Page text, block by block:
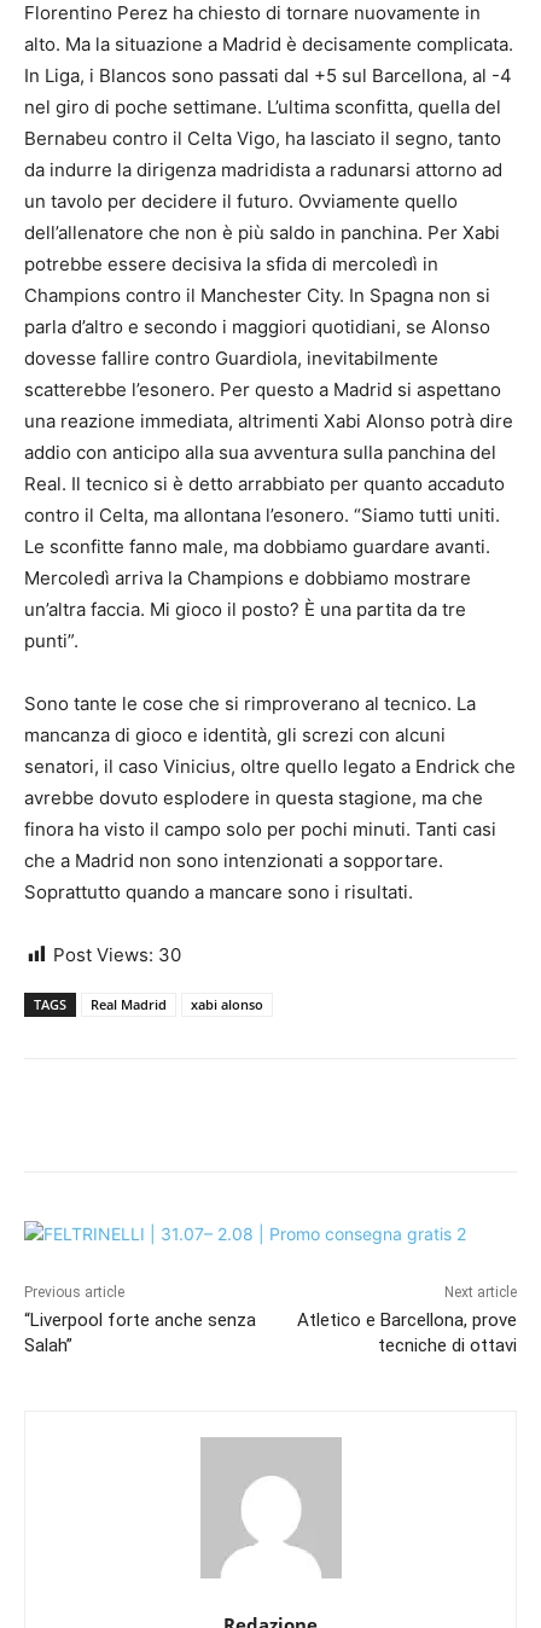
Florentino Perez ha chiesto di tornare nuovamente in
alto. Ma la situazione a Madrid è decisamente complicata.
In Liga, i Blancos sono passati dal +5 sul Barcellona, al -4
nel giro di poche settimane. L’ultima sconfitta, quella del
Bernabeu contro il Celta Vigo, ha lasciato il segno, tanto
da indurre la dirigenza madridista a radunarsi attorno ad
un tavolo per decidere il futuro. Ovviamente quello
dell’allenatore che non è più saldo in panchina. Per Xabi
potrebbe essere decisiva la sfida di mercoledì in
Champions contro il Manchester City. In Spagna non si
parla d’altro e secondo i maggiori quotidiani, se Alonso
dovesse fallire contro Guardiola, inevitabilmente
scatterebbe l’esonero. Per questo a Madrid si aspettano
una reazione immediata, altrimenti Xabi Alonso potrà dire
addio con anticipo alla sua avventura sulla panchina del
Real. Il tecnico si è detto arrabbiato per quanto accaduto
contro il Celta, ma allontana l’esonero. “Siamo tutti uniti.
Le sconfitte fanno male, ma dobbiamo guardare avanti.
Mercoledì arriva la Champions e dobbiamo mostrare
un’altra faccia. Mi gioco il posto? È una partita da tre
punti”.
Sono tante le cose che si rimproverano al tecnico. La
mancanza di gioco e identità, gli screzi con alcuni
senatori, il caso Vinicius, oltre quello legato a Endrick che
avrebbe dovuto esplodere in questa stagione, ma che
finora ha visto il campo solo per pochi minuti. Tanti casi
che a Madrid non sono intenzionati a sopportare.
Soprattutto quando a mancare sono i risultati.
Post Views: 30
TAGS Real Madrid xabi alonso
Previous article
“Liverpool forte anche senza
Salah”
Next article
Atletico e Barcellona, prove
tecniche di ottavi